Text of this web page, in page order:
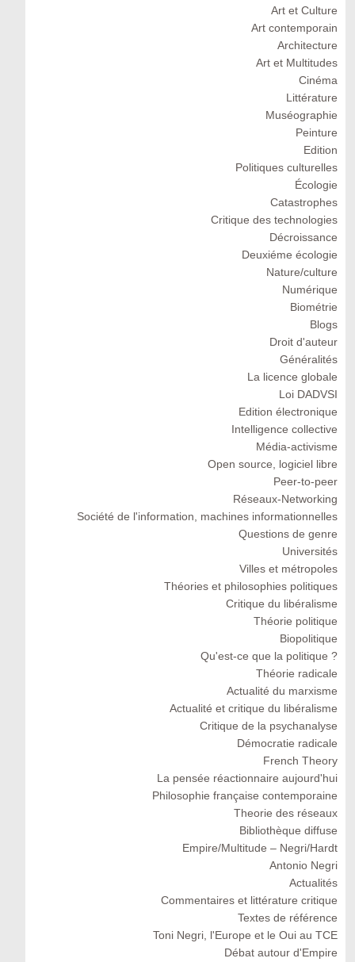
Art et Culture
Art contemporain
Architecture
Art et Multitudes
Cinéma
Littérature
Muséographie
Peinture
Edition
Politiques culturelles
Écologie
Catastrophes
Critique des technologies
Décroissance
Deuxiéme écologie
Nature/culture
Numérique
Biométrie
Blogs
Droit d'auteur
Généralités
La licence globale
Loi DADVSI
Edition électronique
Intelligence collective
Média-activisme
Open source, logiciel libre
Peer-to-peer
Réseaux-Networking
Société de l'information, machines informationnelles
Questions de genre
Universités
Villes et métropoles
Théories et philosophies politiques
Critique du libéralisme
Théorie politique
Biopolitique
Qu'est-ce que la politique ?
Théorie radicale
Actualité du marxisme
Actualité et critique du libéralisme
Critique de la psychanalyse
Démocratie radicale
French Theory
La pensée réactionnaire aujourd'hui
Philosophie française contemporaine
Theorie des réseaux
Bibliothèque diffuse
Empire/Multitude – Negri/Hardt
Antonio Negri
Actualités
Commentaires et littérature critique
Textes de référence
Toni Negri, l'Europe et le Oui au TCE
Débat autour d'Empire